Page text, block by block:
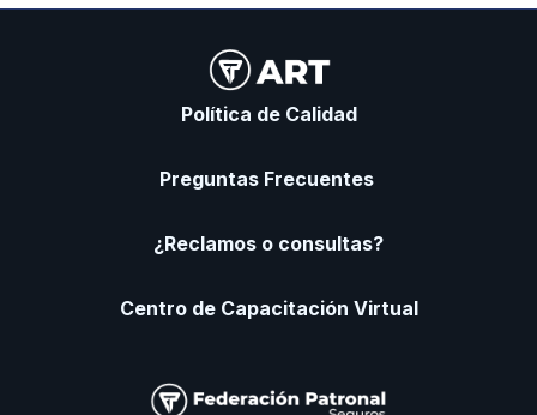
Política de Calidad
Preguntas Frecuentes
¿Reclamos o consultas?
Centro de Capacitación Virtual